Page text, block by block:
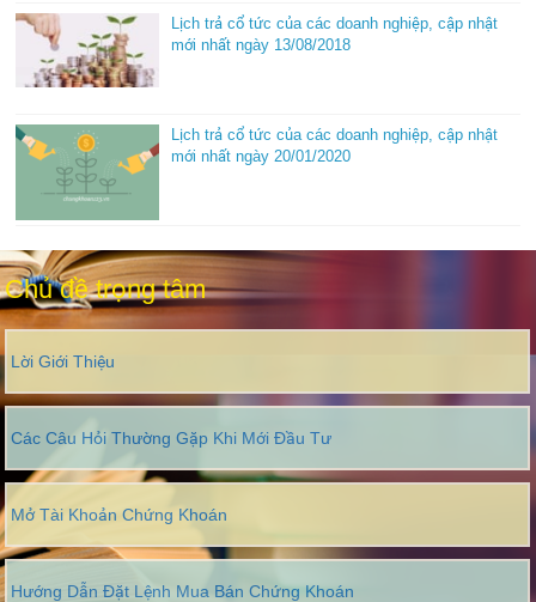
Lịch trả cổ tức của các doanh nghiệp, cập nhật
mới nhất ngày 13/08/2018
Lịch trả cổ tức của các doanh nghiệp, cập nhật
mới nhất ngày 20/01/2020
Chủ đề trọng tâm
Lời Giới Thiệu
Các Câu Hỏi Thường Gặp Khi Mới Đầu Tư
Mở Tài Khoản Chứng Khoán
Hướng Dẫn Đặt Lệnh Mua Bán Chứng Khoán